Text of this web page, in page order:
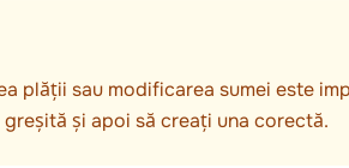
plății sau modificarea sumei este
și apoi să creați una corectă.